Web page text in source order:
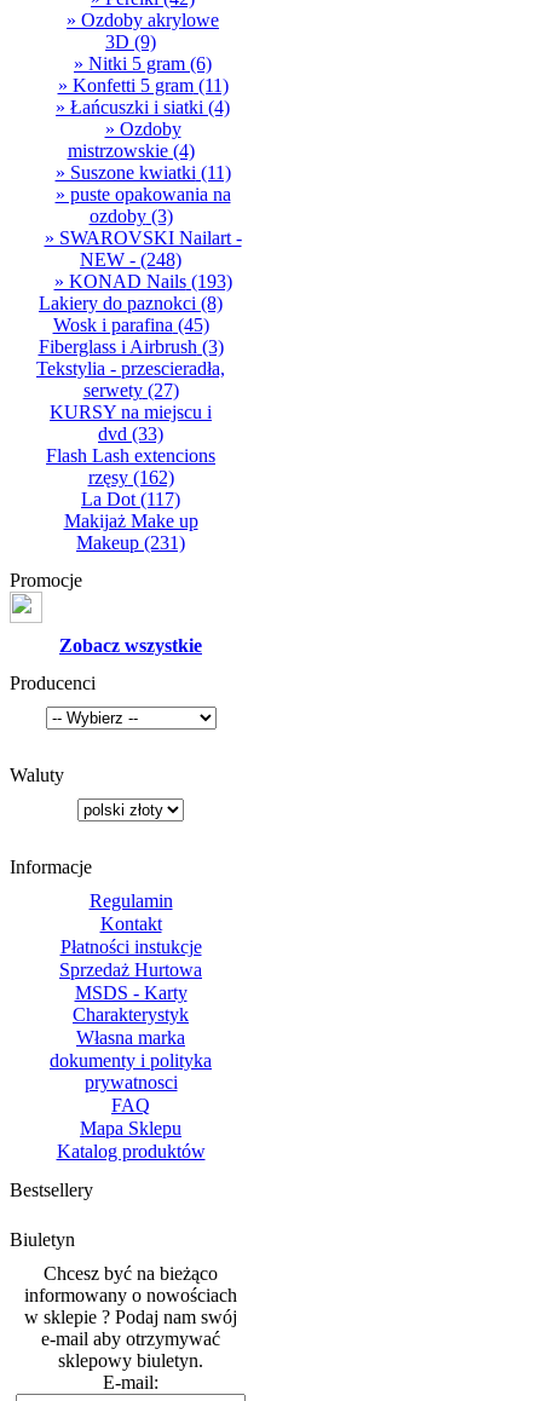
» Ozdoby akrylowe
3D (9)
» Nitki 5 gram (6)
» Konfetti 5 gram(11)
» Łańcuszki i siatki (4)
» Ozdoby
mistrzowskie(4)
» Suszone kwiatki (11)
» puste opakowania na
ozdoby(3)
» SWAROVSKI Nailart -
NEW - (248)
» KONAD Nails(193)
Lakiery do paznokci (8)
Wosk i parafina (45)
Fiberglass i Airbrush (3)
Tekstylia - przescieradła,
serwety(27)
KURSY na miejscu i
dvd (33)
Flash Lash extencions
rzęsy(162)
La Dot (117)
Makijaż Make up
Makeup (231)
Promocje
Zobacz wszystkie
Producenci
Waluty
Informacje
Regulamin
Kontakt
Płatności instukcje
Sprzedaż Hurtowa
MSDS - Karty
Charakterystyk
Własna marka
dokumenty i polityka
prywatnosci
FAQ
Mapa Sklepu
Katalog produktów
Bestsellery
Biuletyn
Chcesz być na bieżąco
informowany o nowościach
w sklepie ? Podaj nam swój
e-mail aby otrzymywać
sklepowy biuletyn.
E-mail: